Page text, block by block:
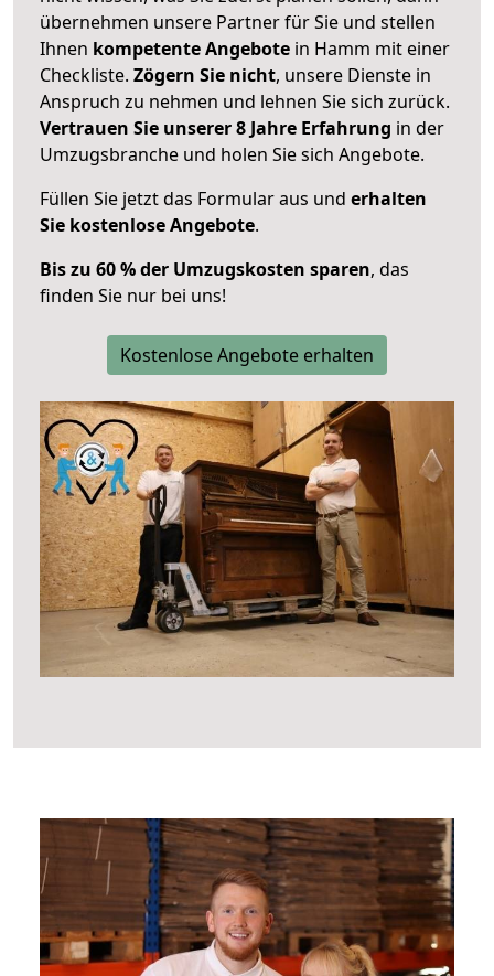
übernehmen unsere Partner für Sie und stellen
Ihnen kompetente Angebote in Hamm mit einer
Checkliste. Zögern Sie nicht, unsere Dienste in
Anspruch zu nehmen und lehnen Sie sich zurück.
Vertrauen Sie unserer 8 Jahre Erfahrung in der
Umzugsbranche und holen Sie sich Angebote.
Füllen Sie jetzt das Formular aus und erhalten
Sie kostenlose Angebote.
Bis zu 60 % der Umzugskosten sparen, das
finden Sie nur bei uns!
Kostenlose Angebote erhalten